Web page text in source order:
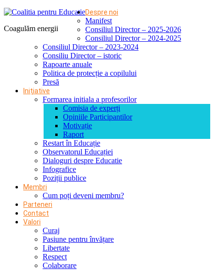
Coagulăm energii
Despre noi
Manifest
Consiliul Director – 2025-2026
Consiliul Director – 2024-2025
Consiliul Director – 2023-2024
Consiliu Director – istoric
Rapoarte anuale
Politica de protecție a copilului
Presă
Inițiative
Formarea initiala a profesorilor
Comisia de experți
Opiniile Participantilor
Motivație
Raport
Restart în Educație
Observatorul Educației
Dialoguri despre Educatie
Infografice
Poziții publice
Membri
Cum poți deveni membru?
Parteneri
Contact
Valori
Curaj
Pasiune pentru învățare
Libertate
Respect
Colaborare